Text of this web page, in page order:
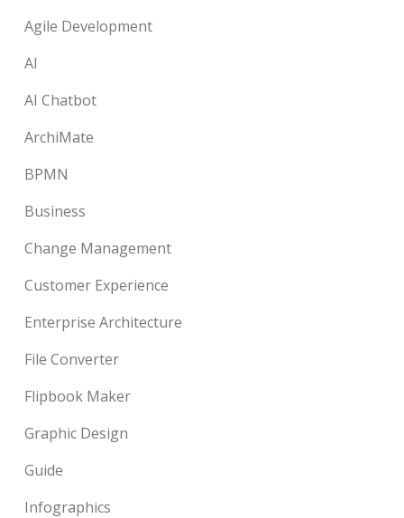
Agile Development
AI
AI Chatbot
ArchiMate
BPMN
Business
Change Management
Customer Experience
Enterprise Architecture
File Converter
Flipbook Maker
Graphic Design
Guide
Infographics